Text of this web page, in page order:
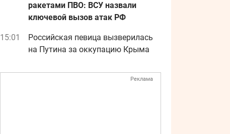
ракетами ПВО: ВСУ назвали
ключевой вызов атак РФ
15:01
Российская певица вызверилась
на Путина за оккупацию Крыма
Реклама